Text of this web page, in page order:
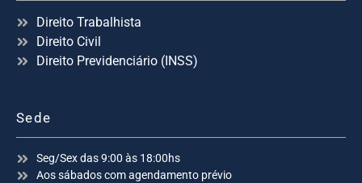
Direito Trabalhista
Direito Civil
Direito Previdenciário (INSS)
Sede
Seg/Sex das 9:00 às 18:00hs
Aos sábados com agendamento prévio